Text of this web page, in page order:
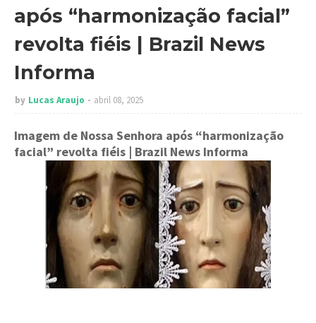
após “harmonização facial”
revolta fiéis | Brazil News
Informa
by Lucas Araujo abril 08, 2025
Imagem de Nossa Senhora após “harmonização
facial” revolta fiéis | Brazil News Informa